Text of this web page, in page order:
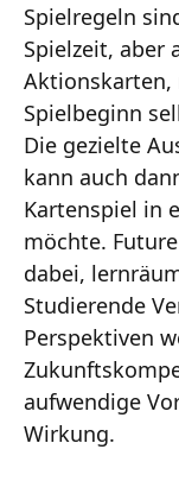
Spielregeln
Spielzeit, aber
Spielbeginn
Die gezielte
kann auch
Kartenspiel in
möchte.
dabei,
Studierende
Perspektiven
aufwendige
Wirkung.